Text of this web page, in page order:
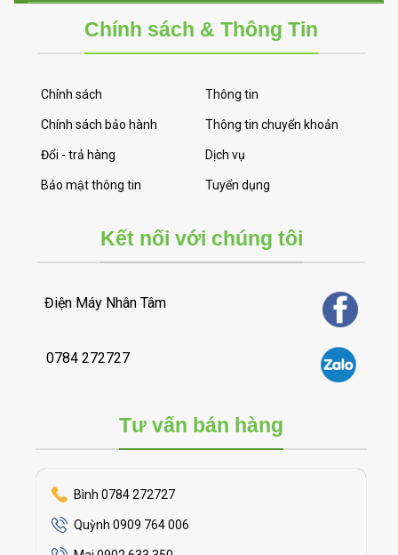
Chính sách & Thông Tin
Chính sách
Chính sách bảo hành
Đổi - trả hàng
Bảo mật thông tin
Thông tin
Thông tin chuyển khoản
Dịch vụ
Tuyển dụng
Kết nối với chúng tôi
Điện Máy Nhân Tâm
0784 272727
Tư vấn bán hàng
Bình 0784 272727
Quỳnh 0909 764 006